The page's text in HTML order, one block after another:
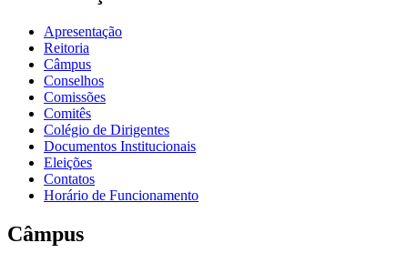
Apresentação
Reitoria
Câmpus
Conselhos
Comissões
Comitês
Colégio de Dirigentes
Documentos Institucionais
Eleições
Contatos
Horário de Funcionamento
Câmpus